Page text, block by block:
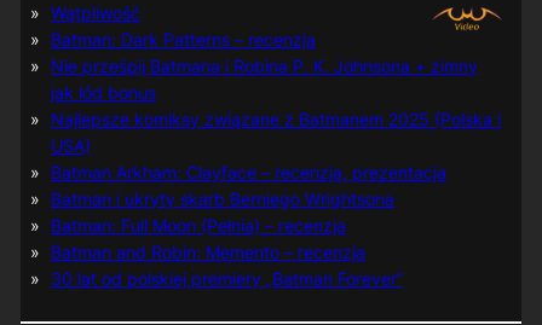
Wątpliwość
Batman: Dark Patterns – recenzja
Nie prześpij Batmana i Robina P. K. Johnsona + zimny
jak lód bonus
Najlepsze komiksy związane z Batmanem 2025 (Polska i
USA)
Batman Arkham: Clayface – recenzja, prezentacja
Batman i ukryty skarb Berniego Wrightsona
Batman: Full Moon (Pełnia) – recenzja
Batman and Robin: Memento – recenzja
30 lat od polskiej premiery „Batman Forever”